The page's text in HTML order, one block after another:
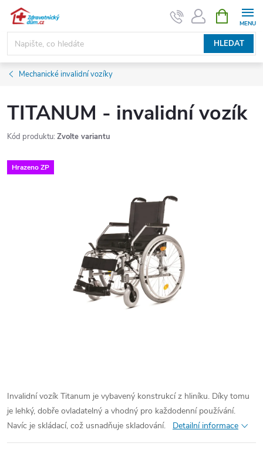
Přejít
obsah
HLEDAT
NÁKUPNÍ
KOŠÍK
Mechanické invalidní vozíky
TITANUM - invalidní vozík
Kód produktu: Zvolte variantu
Hrazeno ZP
Invalidní vozík Titanum je vybavený konstrukcí z hliníku. Díky tomu
je lehký, dobře ovladatelný a vhodný pro každodenní používání.
Navíc je skládací, což usnadňuje skladování.
Detailní informace